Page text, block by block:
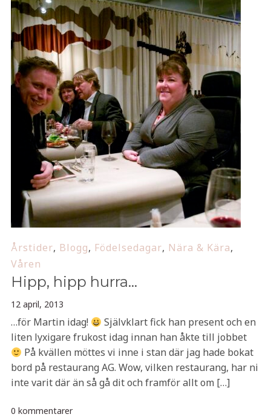
Årstider, Blogg, Födelsedagar, Nära & Kära,
Våren
Hipp, hipp hurra…
12 april, 2013
…för Martin idag!
Självklart fick han present och en
liten lyxigare frukost idag innan han åkte till jobbet
På kvällen möttes vi inne i stan där jag hade bokat
bord på restaurang AG. Wow, vilken restaurang, har ni
inte varit där än så gå dit och framför allt om […]
0 kommentarer